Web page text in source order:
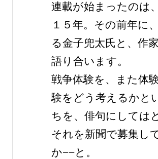
連載が始まったのは
１５年。その前年に
る金子兜太氏と、作
語り合います。
戦争体験を、また体
験をどう考えるかと
ちを、俳句にしては
それを新聞で募集し
か−−と。